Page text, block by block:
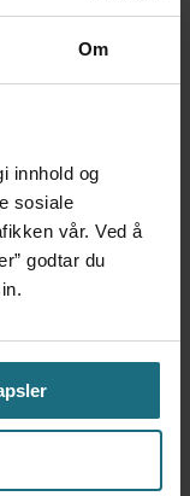
Om
innhold og
sosiale
vår. Ved å
godtar du